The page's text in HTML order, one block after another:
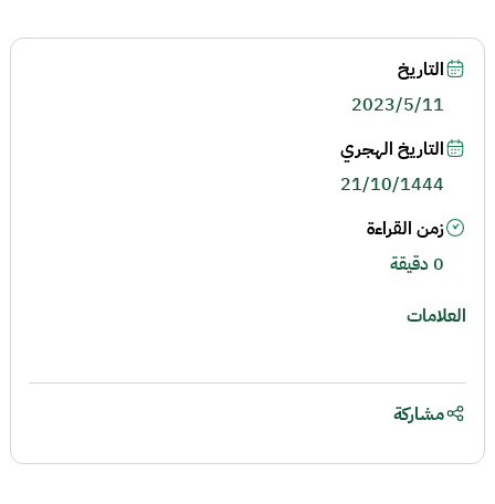
التاريخ
2023/5/11
التاريخ الهجري
21/10/1444
زمن القراءة
0 دقيقة
العلامات
مشاركة